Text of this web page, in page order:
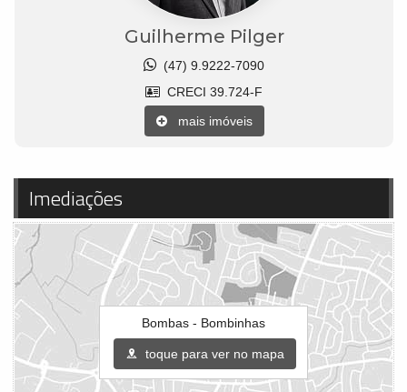
Guilherme Pilger
(47) 9.9222-7090
CRECI 39.724-F
mais imóveis
Imediações
Bombas - Bombinhas
toque para ver no mapa